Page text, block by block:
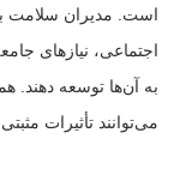
است. مدیران سلامت
اجتماعی، نیازهای
به آن‌ها توسعه دهند.
می‌توانند تأثیرات